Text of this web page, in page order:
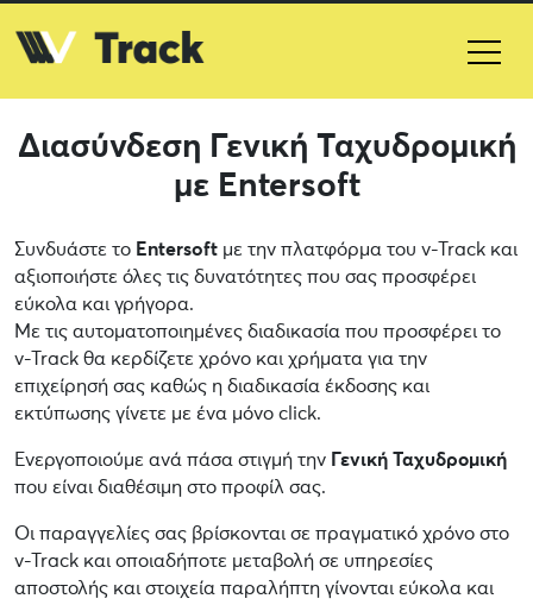
Διασύνδεση Γενική Ταχυδρομική
με Entersoft
Συνδυάστε το Entersoft με την πλατφόρμα του v-Track και
αξιοποιήστε όλες τις δυνατότητες που σας προσφέρει
εύκολα και γρήγορα.
Με τις αυτοματοποιημένες διαδικασία που προσφέρει το
v-Track θα κερδίζετε χρόνο και χρήματα για την
επιχείρησή σας καθώς η διαδικασία έκδοσης και
εκτύπωσης γίνετε με ένα μόνο click.
Ενεργοποιούμε ανά πάσα στιγμή την Γενική Ταχυδρομική
που είναι διαθέσιμη στο προφίλ σας.
Οι παραγγελίες σας βρίσκονται σε πραγματικό χρόνο στο
v-Track και οποιαδήποτε μεταβολή σε υπηρεσίες
αποστολής και στοιχεία παραλήπτη γίνονται εύκολα και